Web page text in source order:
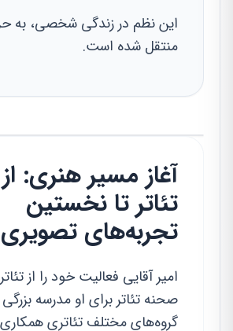
این نظم در زندگی شخصی، به
منتقل شده است.
آغاز مسیر هنری:
تئاتر تا نخستین
تجربه‌های تصویری
امیر آقایی فعالیت خود را از
صحنه تئاتر برای او مدرسه بزرگی
گروه‌های مختلف تئاتری همکاری